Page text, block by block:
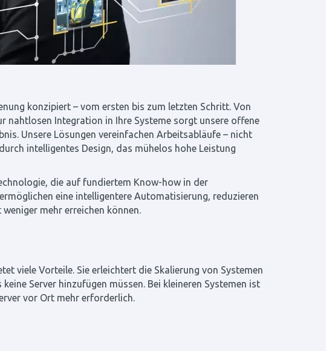
konzipiert – vom ersten bis zum letzten Schritt. Von
nahtlosen Integration in Ihre Systeme sorgt unsere offene
Unsere Lösungen vereinfachen Arbeitsabläufe – nicht
intelligentes Design, das mühelos hohe Leistung
die auf fundiertem Know-how in der
eine intelligentere Automatisierung, reduzieren
mehr erreichen können.
viele Vorteile. Sie erleichtert die Skalierung von Systemen
Server hinzufügen müssen. Bei kleineren Systemen ist
vor Ort mehr erforderlich.